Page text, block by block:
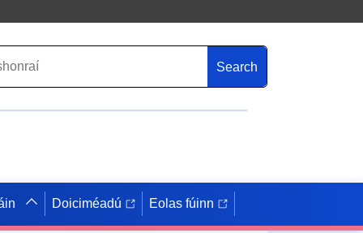
Search
Doiciméadú Eolas fúinn